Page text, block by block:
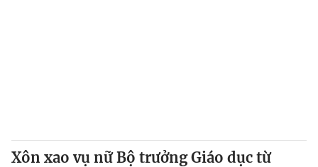
thông tin từ website này.
Xôn xao vụ nữ Bộ trưởng Giáo dục từ